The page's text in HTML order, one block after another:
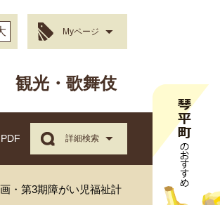
Myページ
観光・歌舞伎
PDF 詳細検索
・第3期障がい児福祉計